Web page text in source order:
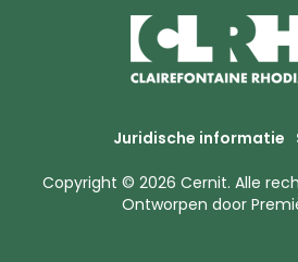
Juridische informatie
Copyright © 2026 Cernit. Alle
Ontworpen door